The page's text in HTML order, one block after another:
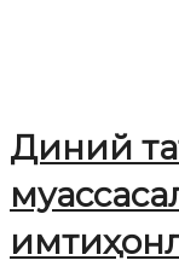
Диний